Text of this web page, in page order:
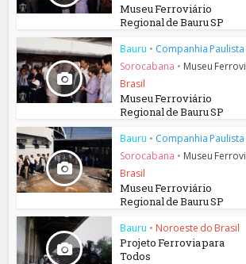
Museu Ferroviário
Regional de Bauru SP
Bauru • Companhia Paulista
Sorocabana • Museu
Brasil
Museu Ferroviário
Regional de Bauru SP
Bauru • Companhia Paulista
Sorocabana • Museu
Brasil
Museu Ferroviário
Regional de Bauru SP
Bauru • Noroeste do Brasil
Projeto Ferrovia para
Todos